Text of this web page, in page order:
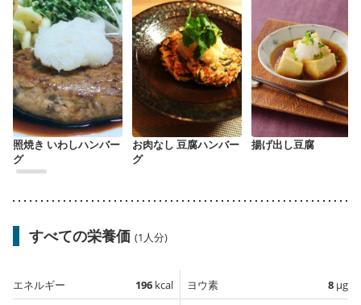
照焼き いわしハンバー
グ
お肉なし 豆腐ハンバー
グ
揚げ出し豆腐
すべての栄養価 (1人分)
エネルギー 196 kcal
ヨウ素 8 µg